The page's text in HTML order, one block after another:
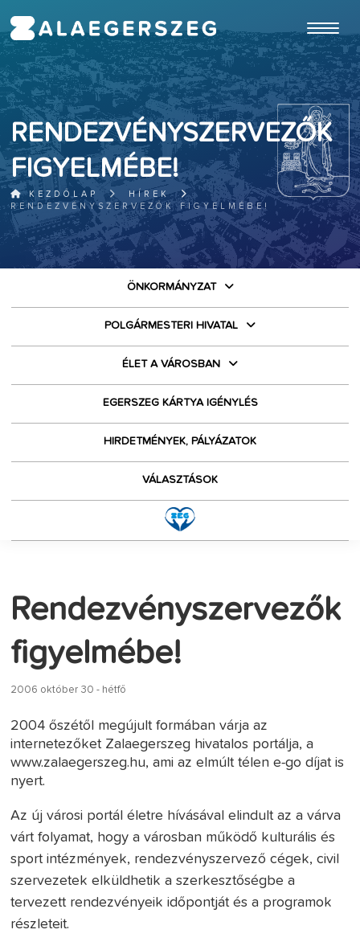
RENDEZVÉNYSZERVEZŐK
FIGYELMÉBE!
KEZDŐLAP
HÍREK
RENDEZVÉNYSZERVEZŐK FIGYELMÉBE!
ÖNKORMÁNYZAT
POLGÁRMESTERI HIVATAL
ÉLET A VÁROSBAN
EGERSZEG KÁRTYA IGÉNYLÉS
HIRDETMÉNYEK, PÁLYÁZATOK
VÁLASZTÁSOK
Rendezvényszervezők
figyelmébe!
2006 október 30 - hétfő
2004 őszétől megújult formában várja az
internetezőket Zalaegerszeg hivatalos portálja, a
www.zalaegerszeg.hu, ami az elmúlt télen e-go díjat is
nyert.
Az új városi portál életre hívásával elindult az a várva
várt folyamat, hogy a városban működő kulturális és
sport intézmények, rendezvényszervező cégek, civil
szervezetek elküldhetik a szerkesztőségbe a
tervezett rendezvényeik időpontját és a programok
részleteit.